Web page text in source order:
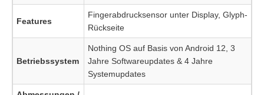
Features
Fingerabdrucksensor unter Display, Glyph-
Rückseite
Betriebssystem
Nothing OS auf Basis von Android 12, 3
Jahre Softwareupdates & 4 Jahre
Systemupdates